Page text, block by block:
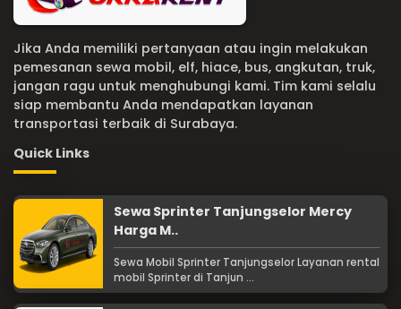
Jika Anda memiliki pertanyaan atau ingin melakukan
pemesanan sewa mobil, elf, hiace, bus, angkutan, truk,
jangan ragu untuk menghubungi kami. Tim kami selalu
siap membantu Anda mendapatkan layanan
transportasi terbaik di Surabaya.
Quick Links
Sewa Sprinter Tanjungselor Mercy
Harga M..
Sewa Mobil Sprinter Tanjungselor Layanan rental
mobil Sprinter di Tanjun ...